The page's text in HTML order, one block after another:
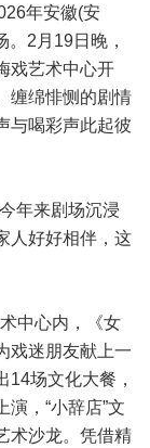
年安徽(安
2月19日晚，
戏艺术中心开
缠绵悱恻的剧情
与喝彩声此起彼
年来剧场沉浸
人好好相伴，这
中心内，《女
戏迷朋友献上一
场文化大餐，
演，“小辞店”文
术沙龙。凭借精